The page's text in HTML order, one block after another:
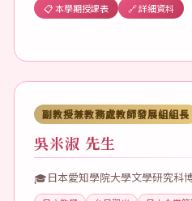
📋 本學期授課表 🔗 詳細資料
副教授兼教務處教師發展組組長
吳米淑 先生
🎓日本愛知學院大學文學研究科